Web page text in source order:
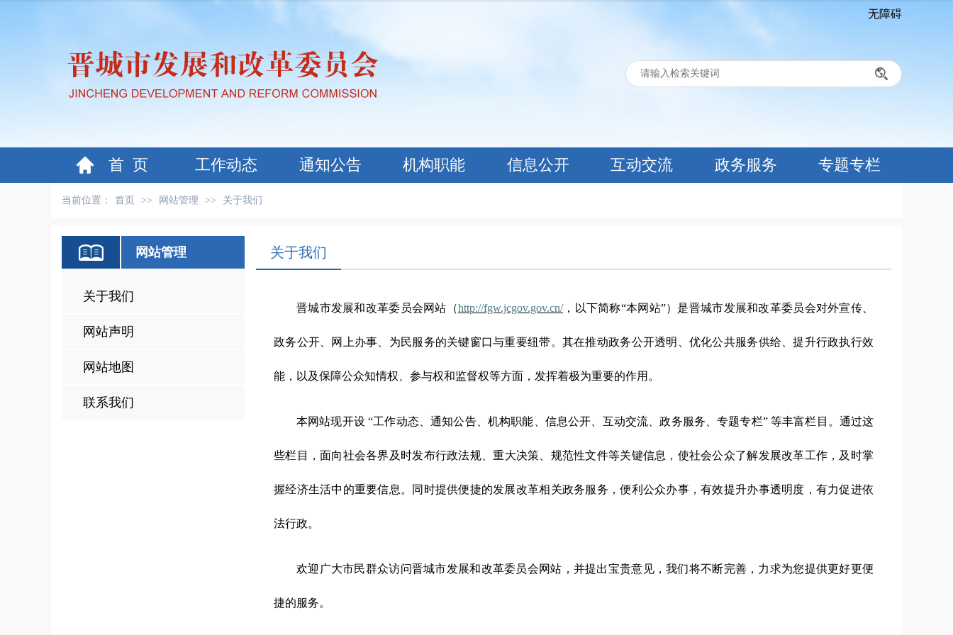
无障碍
首 页 工作动态 通知公告 机构职能 信息公开 互动交流 政务服务 专题专栏
当前位置： 首页 >> 网站管理 >> 关于我们
网站管理
关于我们
网站声明
网站地图
联系我们
关于我们
晋城市发展和改革委员会网站 （http://fgw.jcgov.gov.cn/，以下简称“本网站”） 是晋城市发展和改革委员会对外宣传、
政务公开、网上办事、为民服务的关键窗口与重要纽带。其在推动政务公开透明、优化公共服务供给、提升行政执行效
能，以及保障公众知情权、参与权和监督权等方面，发挥着极为重要的作用。
本网站现开设 “工作动态、通知公告、 机构职能 信息公开 互动交流 、政务服务 、专题专栏” 等丰富栏目。通过这
些栏目，面向社会各界 及时发布行政法规、重大决策、规范性文件等关键信息， 使社会公众了解发展改革工作，及时掌
握经济生活中的重要信息。 同时提供便捷的发展改革相关政务服务，便利公众办事，有效提升办事透明度，有力促进依
法行政。
欢迎广大市民群众访问晋城市发展和改革委员会网站 ，并提出宝贵意见，我们将不断完善，力求为您提供更好更便
捷的服务。